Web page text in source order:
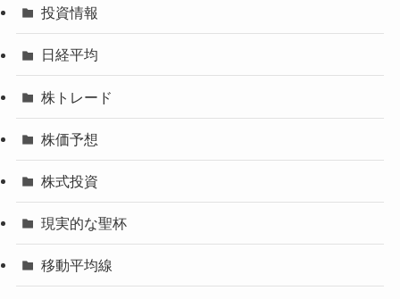
投資情報
日経平均
株トレード
株価予想
株式投資
現実的な聖杯
移動平均線